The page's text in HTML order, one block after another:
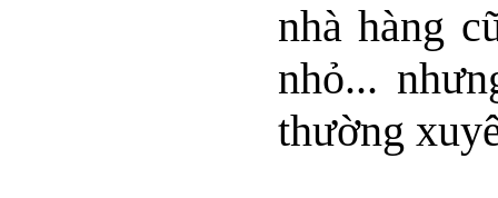
nhà hàng
nhỏ...
thường